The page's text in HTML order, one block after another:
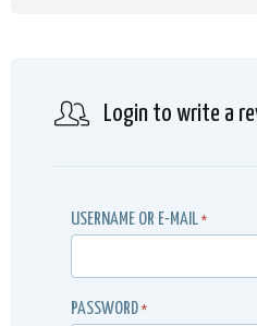
Login to write a
USERNAME OR E-MAIL *
PASSWORD *